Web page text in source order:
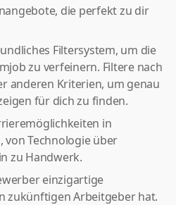
die perfekt zu dir
Filtersystem, um die
zu verfeinern. Filtere nach
anderen Kriterien, um genau
für dich zu finden.
in
von Technologie über
zu Handwerk.
einzigartige
zukünftigen Arbeitgeber hat.